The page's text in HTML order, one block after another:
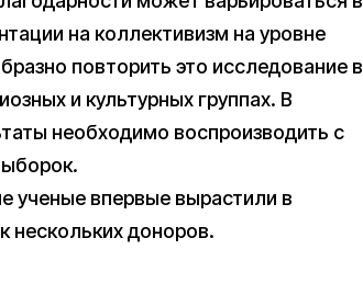
на коллективизм на уровне
повторить это исследование в
и культурных группах. В
необходимо воспроизводить с
ученые впервые вырастили в
нескольких доноров.